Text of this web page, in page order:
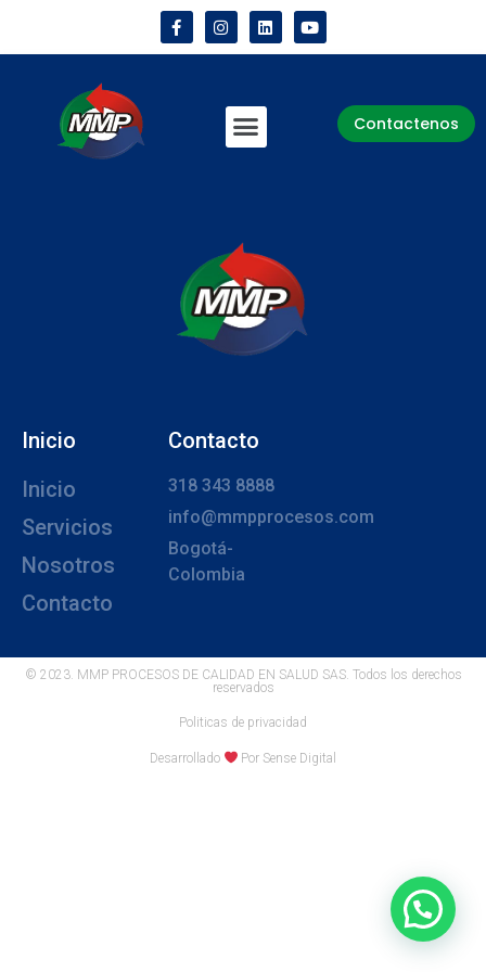
Contactenos
Inicio
Inicio
Servicios
Nosotros
Contacto
Contacto
318 343 8888
info@mmpprocesos.com
Bogotá-
Colombia
© 2023. MMP PROCESOS DE CALIDAD EN SALUD SAS. Todos los derechos
reservados
Politicas de privacidad
Desarrollado Por Sense Digital